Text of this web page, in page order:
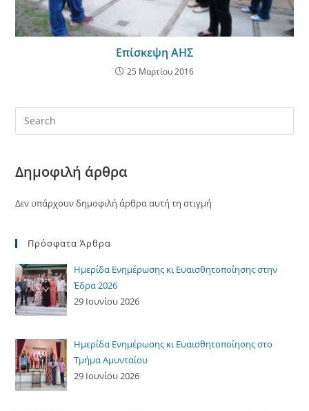
Επίσκεψη ΑΗΣ
25 Μαρτίου 2016
Δημοφιλή άρθρα
Δεν υπάρχουν δημοφιλή άρθρα αυτή τη στιγμή
Πρόσφατα Άρθρα
Ημερίδα Ενημέρωσης κι Ευαισθητοποίησης στην
Έδρα 2026
29 Ιουνίου 2026
Ημερίδα Ενημέρωσης κι Ευαισθητοποίησης στο
Τμήμα Αμυνταίου
29 Ιουνίου 2026